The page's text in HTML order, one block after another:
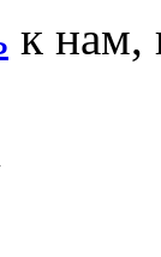
к